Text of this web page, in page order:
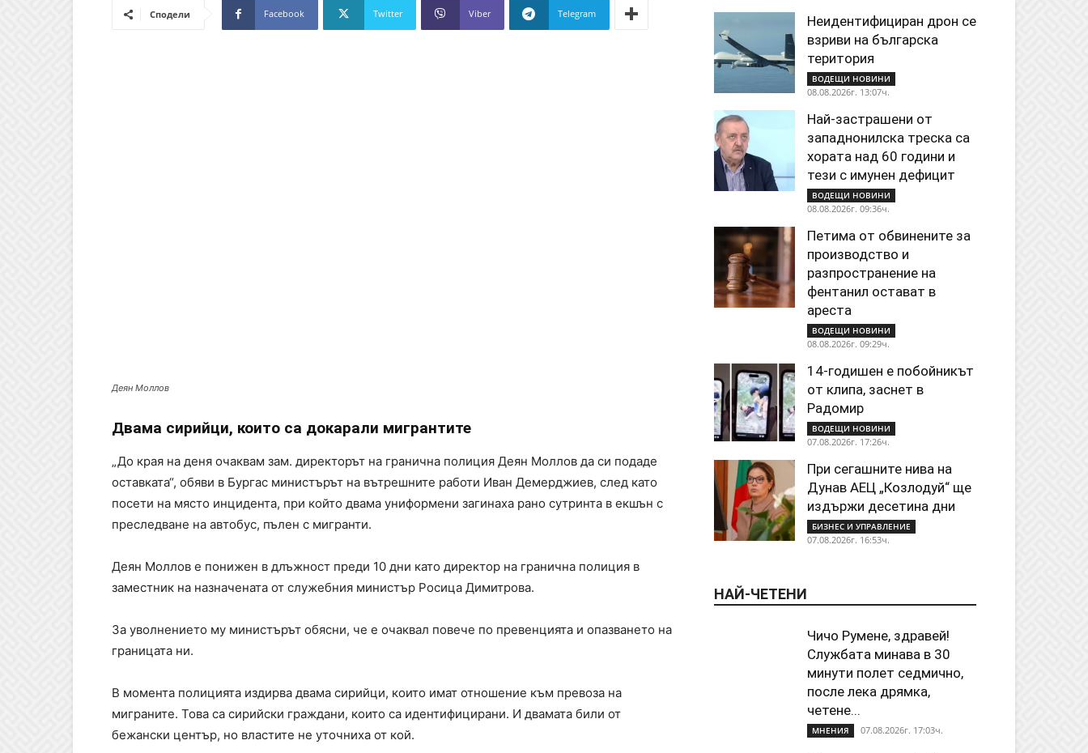
Сподели Facebook Twitter Viber Telegram
Деян Моллов
Двама сирийци, които са докарали мигрантите
„До края на деня очаквам зам. директорът на гранична полиция Деян Моллов да си подаде
оставката“, обяви в Бургас министърът на вътрешните работи Иван Демерджиев, след като
посети на място инцидента, при който двама униформени загинаха рано сутринта в екшън с
преследване на автобус, пълен с мигранти.
Деян Моллов е понижен в длъжност преди 10 дни като директор на гранична полиция в
заместник на назначената от служебния министър Росица Димитрова.
За уволнението му министърът обясни, че е очаквал повече по превенцията и опазването на
границата ни.
В момента полицията издирва двама сирийци, които имат отношение към превоза на
миграните. Това са сирийски граждани, които са идентифицирани. И двамата били от
бежански център, но властите не уточниха от кой.
Неидентифициран дрон се
взриви на българска
територия
ВОДЕЩИ НОВИНИ
08.08.2026г. 13:07ч.
Най-застрашени от
западнонилска треска са
хората над 60 години и
тези с имунен дефицит
ВОДЕЩИ НОВИНИ
08.08.2026г. 09:36ч.
Петима от обвинените за
производство и
разпространение на
фентанил остават в
ареста
ВОДЕЩИ НОВИНИ
08.08.2026г. 09:29ч.
14-годишен е побойникът
от клипа, заснет в
Радомир
ВОДЕЩИ НОВИНИ
07.08.2026г. 17:26ч.
При сегашните нива на
Дунав АЕЦ „Козлодуй“ ще
издържи десетина дни
БИЗНЕС И УПРАВЛЕНИЕ
07.08.2026г. 16:53ч.
НАЙ-ЧЕТЕНИ
Чичо Румене, здравей!
Службата минава в 30
минути полет седмично,
после лека дрямка,
четене...
МНЕНИЯ 07.08.2026г. 17:03ч.